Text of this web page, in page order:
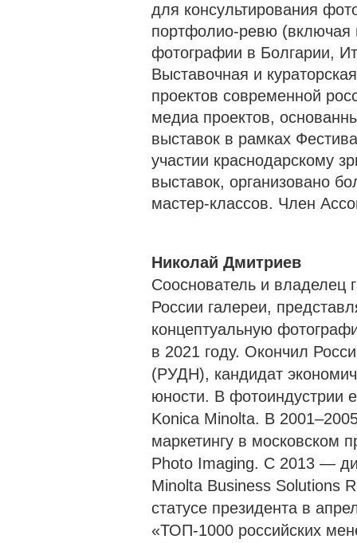
для консультирования
портфолио-ревю
фотографии в Болгарии,
Выставочная и
проектов современной
медиа проектов,
выставок в рамках
участии краснодарскому
выставок, организовано
мастер-классов. Член
Николай Дмитриев
Сооснователь и владелец
России галереи,
концептуальную
в 2021 году. Окончил
(РУДН), кандидат
юности. В фотоиндустрии
Konica Minolta. В
маркетингу в московском
Photo Imaging. С 2013 —
Minolta Business Solutions
статусе президента в
«ТОП-1000 российских